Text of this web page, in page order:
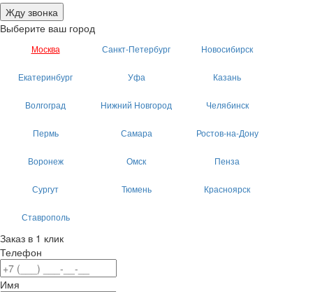
Жду звонка
Выберите ваш город
Москва Санкт-Петербург Новосибирск
Екатеринбург Уфа Казань
Волгоград Нижний Новгород Челябинск
Пермь Самара Ростов-на-Дону
Воронеж Омск Пенза
Сургут Тюмень Красноярск
Ставрополь
Заказ в 1 клик
Телефон
Имя